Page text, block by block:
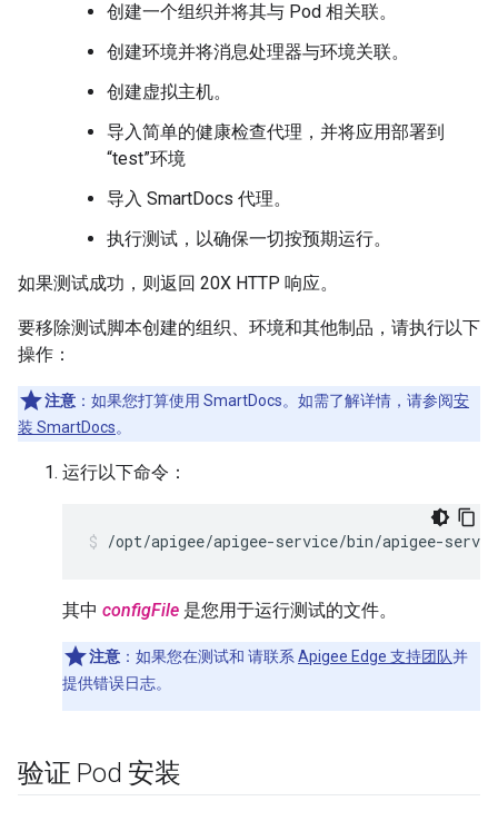
创建一个组织并将其与 Pod 相关联。
创建环境并将消息处理器与环境关联。
创建虚拟主机。
导入简单的健康检查代理，并将应用部署到
“test”环境
导入 SmartDocs 代理。
执行测试，以确保一切按预期运行。
如果测试成功，则返回 20X HTTP 响应。
要移除测试脚本创建的组织、环境和其他制品，请执行以下
操作：
注意 ：如果您打算使用 SmartDocs。如需了解详情，请参阅安
装 SmartDocs。
运行以下命令：
/opt/apigee/apigee-service/bin/apigee-
其中 configFile 是您用于运行测试的文件。
注意 ：如果您在测试和 请联系 Apigee Edge 支持团队并
提供错误日志。
验证 Pod 安装